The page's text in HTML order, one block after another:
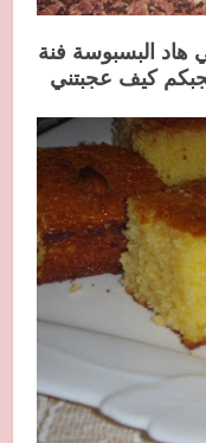
هاد البسبوسة فنة
كيف عجبتني